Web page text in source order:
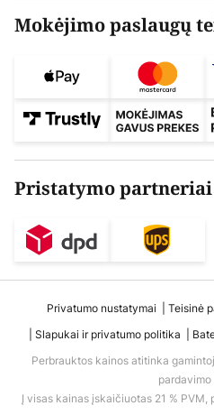
Mokėjimo paslaugų
Pristatymo partneriai
Privatumo nustatymai Teisinė
Slapukai ir privatumo politika
Perbrauktos kainos atitinka
Į visas kainas įskaičiuotas 21 %